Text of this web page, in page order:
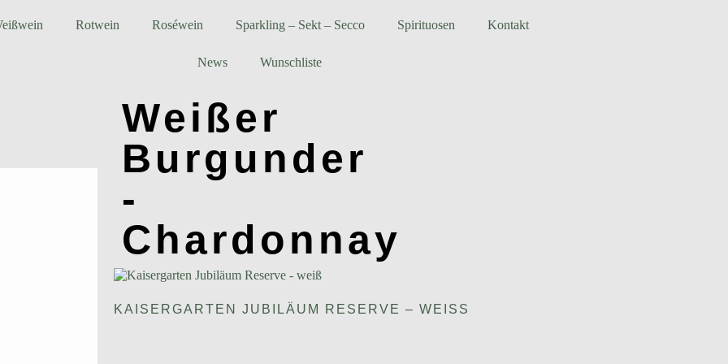
Rotwein Roséwein Sparkling – Sekt – Secco Spirituosen Kontakt
News Wunschliste
Weißer
Burgunder
-
Chardonnay
KAISERGARTEN JUBILÄUM RESERVE – WEISS